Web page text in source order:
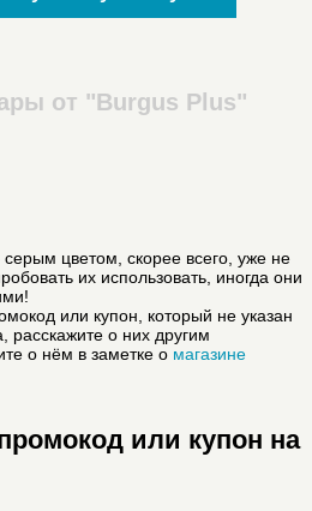
от "Burgus Plus"
цветом, скорее всего, уже не
их использовать, иногда они
или купон, который не указан
расскажите о них другим
о нём в заметке о магазине
или купон на